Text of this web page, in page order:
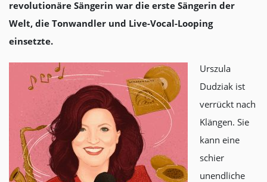
revolutionäre Sängerin war die erste Sängerin der
Welt, die Tonwandler und Live-Vocal-Looping
einsetzte.
Urszula
Dudziak ist
verrückt nach
Klängen. Sie
kann eine
schier
unendliche